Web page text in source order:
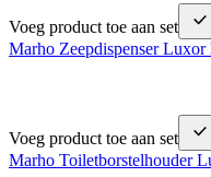
Voeg product toe aan set
Marho Zeepdispenser Luxor
Voeg product toe aan set
Marho Toiletborstelhouder